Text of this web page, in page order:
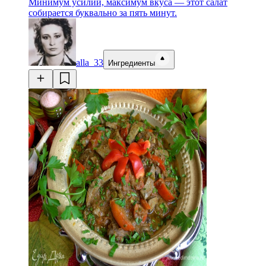
собирается буквально за пять минут.
alla_33 Ингредиенты